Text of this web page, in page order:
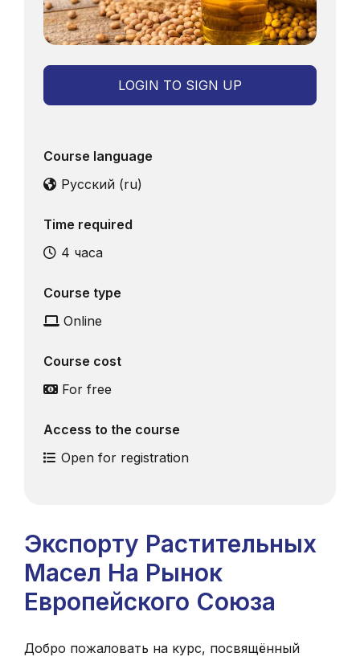
LOGIN TO SIGN UP
Course language
Русский ‎(ru)‎
Time required
4 часа
Course type
Online
Course cost
For free
Access to the course
Open for registration
Экспорту Pастительных
Mасел Hа Pынок
Европейского Cоюза
Добро пожаловать на курс, посвящённый